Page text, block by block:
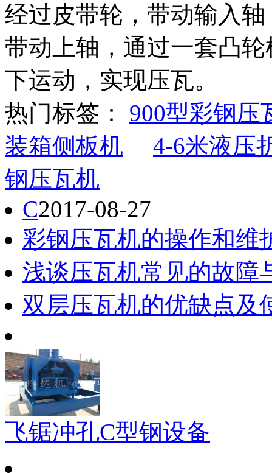
经过皮带轮，带动输入
带动上轴，通过一套凸
下运动，实现压瓦。
热门标签： 900型彩钢压
装箱侧板机
4-6米液压
钢压瓦机
C2017-08-27
彩钢压瓦机的操作和维
浅谈压瓦机常见的故障
双层压瓦机的优缺点及
飞锯冲孔C型钢设备